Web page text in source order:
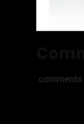
comments